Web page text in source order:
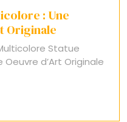
: Une
Originale
Statue
d’Art Originale